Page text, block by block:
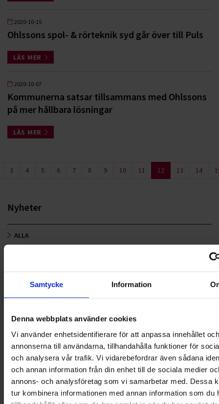
Samtycke Information
Denna webbplats använder cookies
Vi använder enhetsidentifierare för att anpassa innehållet och
annonserna till användarna, tillhandahålla funktioner för
och analysera vår trafik. Vi vidarebefordrar även sådana
och annan information från din enhet till de sociala medier
annons- och analysföretag som vi samarbetar med. Dessa
tur kombinera informationen med annan information som du
2020-10-15
Ohlssons spol- & rörteknik syd går över till Puls
LÄS MER
2020-10-07
Kommunerna satsar tillsammans med Ohlssons
på mer hållbara lösningar
LÄS MER
3 4 5 6 7 8 9 10 11 12 13 14
Nyheter
ALLA
LANDSKRONA
OHLSSONS REGION MITT
OHLSSONS REGION SYD
OHLSSONS REGION VÄST
OHLSSONSKOLLEGOR